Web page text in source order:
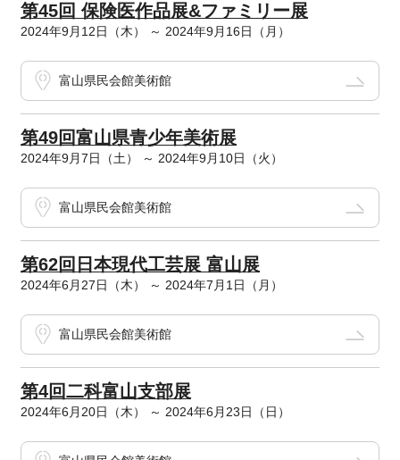
第45回 保険医作品展&ファミリー展
2024年9月12日（木） ～ 2024年9月16日（月）
富山県民会館美術館
第49回富山県青少年美術展
2024年9月7日（土） ～ 2024年9月10日（火）
富山県民会館美術館
第62回日本現代工芸展 富山展
2024年6月27日（木） ～ 2024年7月1日（月）
富山県民会館美術館
第4回二科富山支部展
2024年6月20日（木） ～ 2024年6月23日（日）